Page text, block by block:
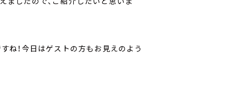
ね！今日はゲストの方もお見えのよう